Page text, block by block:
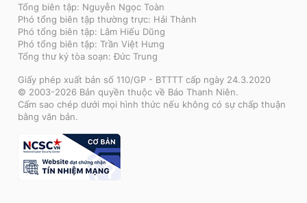
Tổng biên tập: Nguyễn Ngọc Toàn
Phó tổng biên tập thường trực: Hải Thành
Phó tổng biên tập: Lâm Hiếu Dũng
Phó tổng biên tập: Trần Việt Hưng
Tổng thư ký tòa soạn: Đức Trung
Giấy phép xuất bản số 110/GP - BTTTT cấp ngày 24.3.2020
© 2003-2026 Bản quyền thuộc về Báo Thanh Niên.
Cấm sao chép dưới mọi hình thức nếu không có sự chấp thuận
bằng văn bản.